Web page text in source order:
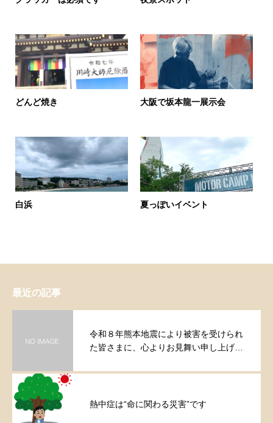
どんど焼き 大阪で坂本龍一展示会
白浜 夏っぽいイベント
最近の記事
令和８年熊本地震により被害を受けられ
た皆さまに、心よりお見舞い申し上げま
熱中症は“命に関わる災害”です